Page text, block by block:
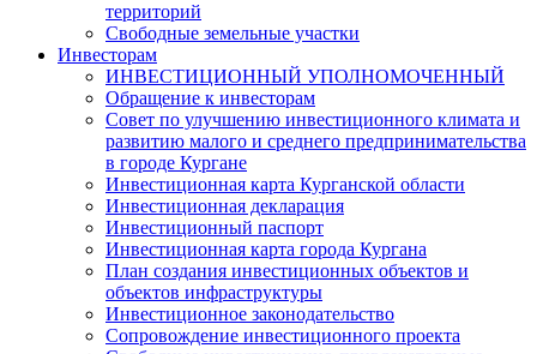
территорий
Свободные земельные участки
Инвесторам
ИНВЕСТИЦИОННЫЙ УПОЛНОМОЧЕННЫЙ
Обращение к инвесторам
Совет по улучшению инвестиционного климата и
развитию малого и среднего предпринимательства
в городе Кургане
Инвестиционная карта Курганской области
Инвестиционная декларация
Инвестиционный паспорт
Инвестиционная карта города Кургана
План создания инвестиционных объектов и
объектов инфраструктуры
Инвестиционное законодательство
Сопровождение инвестиционного проекта